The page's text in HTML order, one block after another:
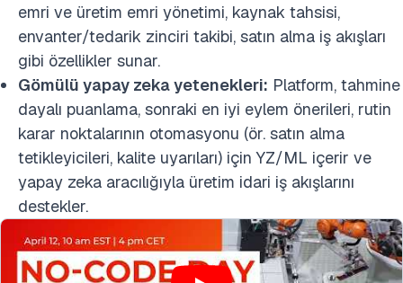
emri ve üretim emri yönetimi, kaynak tahsisi,
envanter/tedarik zinciri takibi, satın alma iş akışları
gibi özellikler sunar.
Gömülü yapay zeka yetenekleri: Platform, tahmine
dayalı puanlama, sonraki en iyi eylem önerileri, rutin
karar noktalarının otomasyonu (ör. satın alma
tetikleyicileri, kalite uyarıları) için YZ/ML içerir ve
yapay zeka aracılığıyla üretim idari iş akışlarını
destekler.